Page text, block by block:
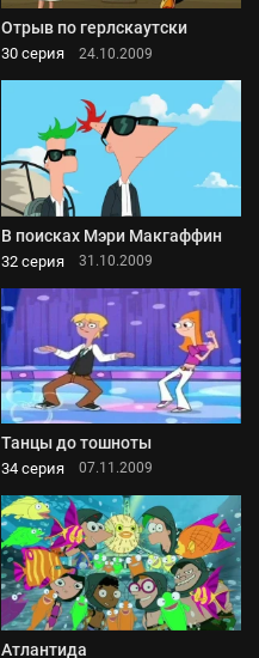
Отрыв по герлскаутски
30 серия 24.10.2009
В поисках Мэри Макгаффин
32 серия 31.10.2009
Танцы до тошноты
34 серия 07.11.2009
Атлантида